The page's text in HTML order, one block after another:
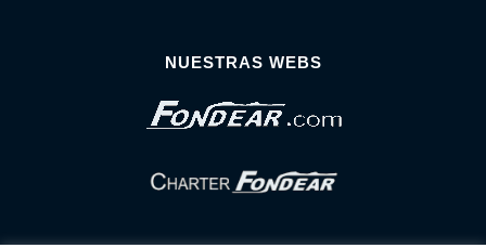
NUESTRAS WEBS